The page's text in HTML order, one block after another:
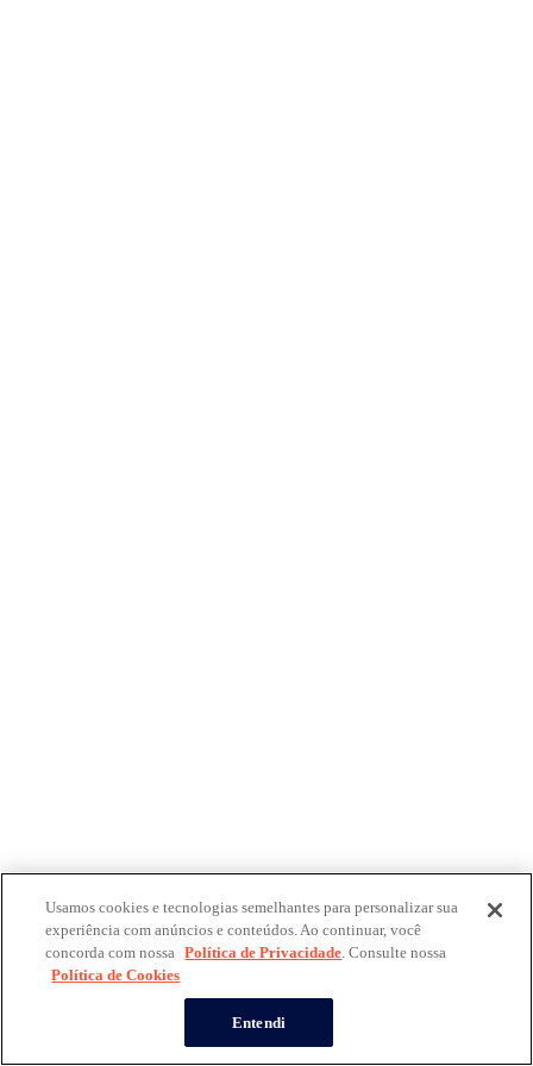
Usamos cookies e tecnologias semelhantes para personalizar sua
experiência com anúncios e conteúdos. Ao continuar, você
concorda com nossa Política de Privacidade. Consulte nossa
Política de Cookies
Entendi